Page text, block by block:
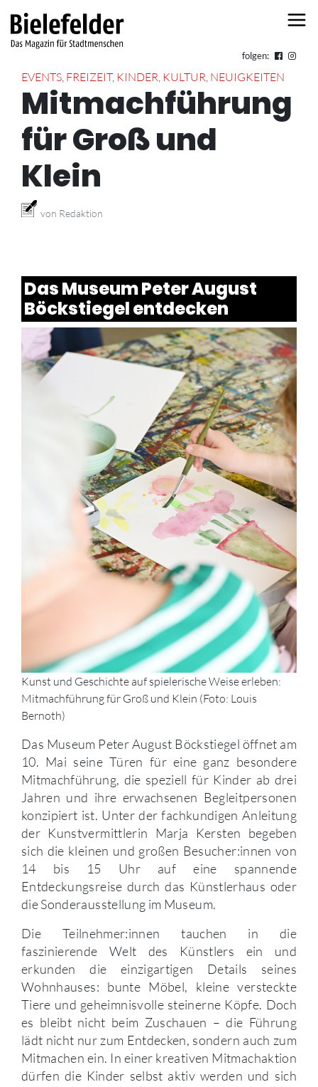
folgen:
EVENTS, FREIZEIT, KINDER, KULTUR, NEUIGKEITEN
Mitmachführung
für Groß und
Klein
von Redaktion
Das Museum Peter August
Böckstiegel entdecken
Kunst und Geschichte auf spielerische Weise erleben:
Mitmachführung für Groß und Klein (Foto: Louis
Bernoth)
Das Museum Peter August Böckstiegel öffnet am
10. Mai seine Türen für eine ganz besondere
Mitmachführung, die speziell für Kinder ab drei
Jahren und ihre erwachsenen Begleitpersonen
konzipiert ist. Unter der fachkundigen Anleitung
der Kunstvermittlerin Marja Kersten begeben
sich die kleinen und großen Besucher:innen von
14 bis 15 Uhr auf eine spannende
Entdeckungsreise durch das Künstlerhaus oder
die Sonderausstellung im Museum.
Die Teilnehmer:innen tauchen in die
faszinierende Welt des Künstlers ein und
erkunden die einzigartigen Details seines
Wohnhauses: bunte Möbel, kleine versteckte
Tiere und geheimnisvolle steinerne Köpfe. Doch
es bleibt nicht beim Zuschauen – die Führung
lädt nicht nur zum Entdecken, sondern auch zum
Mitmachen ein. In einer kreativen Mitmachaktion
dürfen die Kinder selbst aktiv werden und sich